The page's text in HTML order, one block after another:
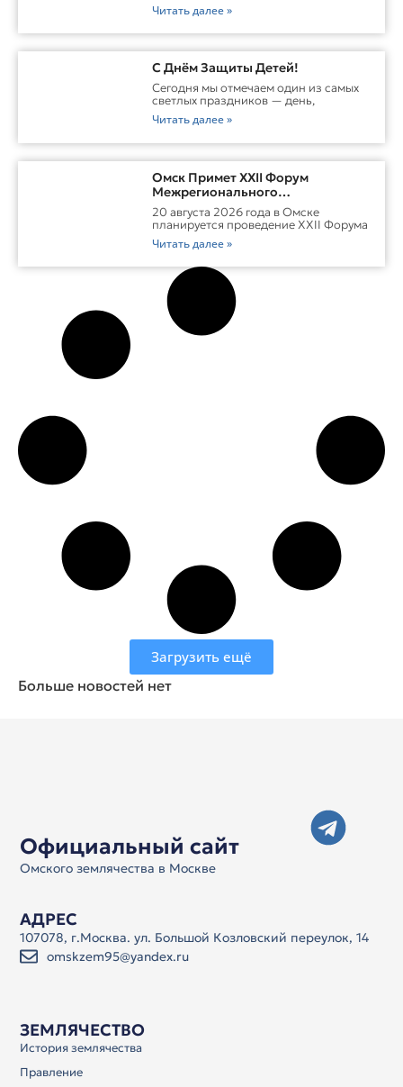
Читать далее »
С Днём Защиты Детей!
Сегодня мы отмечаем один из самых
светлых праздников — день,
Читать далее »
Омск Примет XXII Форум
Межрегионального
Сотрудничества России И
Казахстана
20 августа 2026 года в Омске
планируется проведение XXII Форума
Читать далее »
Загрузить ещё
Больше новостей нет
Официальный сайт
Омского землячества в Москве
ЗЕМЛЯЧЕСТВО
История землячества
Правление
АДРЕС
107078, г.Москва. ул. Большой Козловский переулок, 14
omskzem95@yandex.ru